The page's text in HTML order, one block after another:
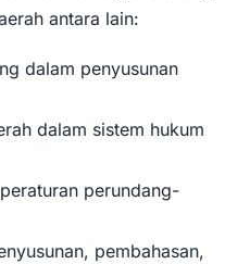
antara lain:
dalam penyusunan
dalam sistem hukum
perundang-
pembahasan,